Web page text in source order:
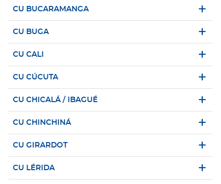
CU BUCARAMANGA
CU BUGA
CU CALI
CU CÚCUTA
CU CHICALÁ / IBAGUÉ
CU CHINCHINÁ
CU GIRARDOT
CU LÉRIDA